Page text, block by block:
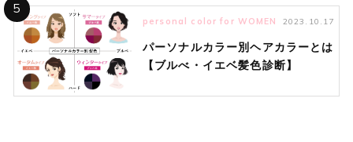
5
personal color for WOMEN 2023.10.17
パーソナルカラー別ヘアカラーとは
【ブルべ・イエベ髪色診断】